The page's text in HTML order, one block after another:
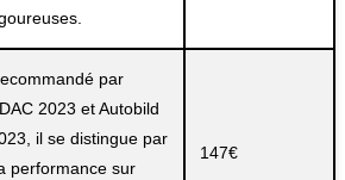
par
2023 et Autobild
il se distingue par
performance sur
147€